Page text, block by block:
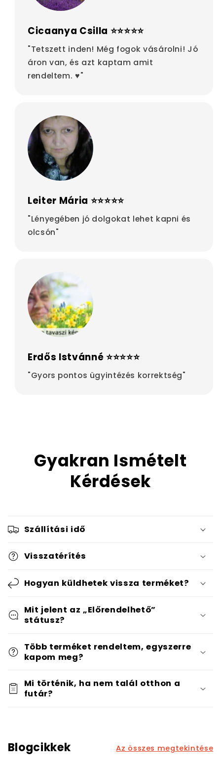
Cicaanya Csilla ⭐⭐⭐⭐⭐
"Tetszett inden! Még fogok vásárolni! Jó
áron van, és azt kaptam amit
rendeltem. ♥"
Leiter Mária ⭐⭐⭐⭐⭐
"Lényegében jó dolgokat lehet kapni és
olcsón"
Erdős Istvánné ⭐⭐⭐⭐⭐
"Gyors pontos ügyintézés korrektség"
Gyakran Ismételt
Kérdések
Szállítási idő
Visszatérítés
Hogyan küldhetek vissza terméket?
Mit jelent az „Előrendelhető”
státusz?
Több terméket rendeltem, egyszerre
kapom meg?
Mi történik, ha nem talál otthon a
futár?
Blogcikkek Az összes megtekintése